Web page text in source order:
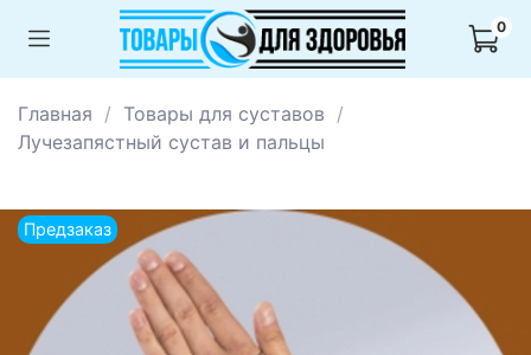
0
Главная
Товары для суставов
Лучезапястный сустав и пальцы
Предзаказ